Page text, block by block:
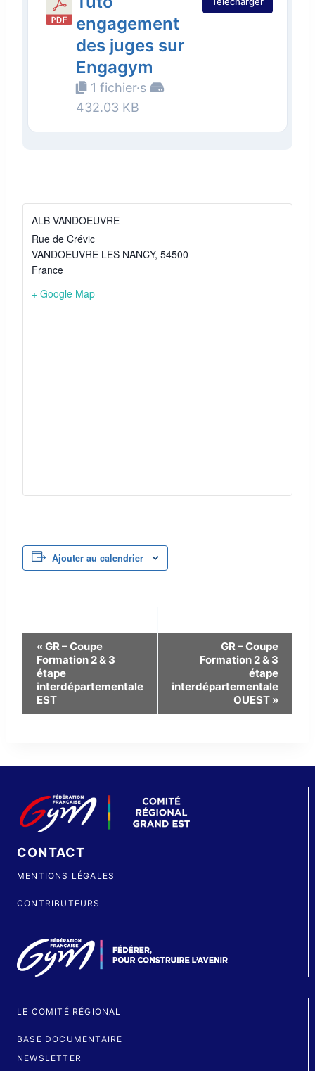
engagement
des juges sur
Engagym
1 fichier·s
432.03 KB
ALB VANDOEUVRE
Rue de Crévic
VANDOEUVRE LES NANCY, 54500
France
+ Google Map
Ajouter au calendrier
Navigation
Évènement
«GR – Coupe
Formation 2 & 3
étape
interdépartementale
EST
GR – Coupe
Formation 2 & 3
étape
interdépartementale
OUEST »
CONTACT
MENTIONS LÉGALES
CONTRIBUTEURS
LE COMITÉ RÉGIONAL
BASE DOCUMENTAIRE
NEWSLETTER